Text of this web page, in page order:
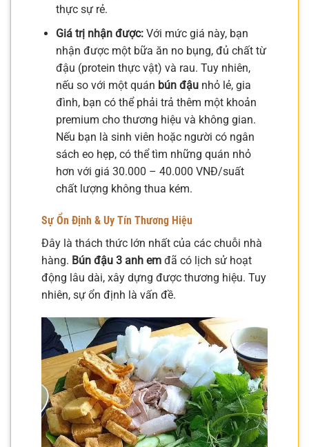
thực sự rẻ.
Giá trị nhận được:Với mức giá này, bạn
nhận được một bữa ăn no bụng, đủ chất từ
đậu (protein thực vật) và rau. Tuy nhiên,
nếu so với một quán bún đậunhỏ lẻ, gia
đình, bạn có thể phải trả thêm một khoản
premium cho thương hiệu và không gian.
Nếu bạn là sinh viên hoặc người có ngân
sách eo hẹp, có thể tìm những quán nhỏ
hơn với giá 30.000 – 40.000 VNĐ/suất
chất lượng không thua kém.
Sự Ổn Định & Uy Tín Thương Hiệu
Đây là thách thức lớn nhất của các chuỗi nhà
hàng. Bún đậu 3 anh em đã có lịch sử hoạt
động lâu dài, xây dựng được thương hiệu. Tuy
nhiên, sự ổn định là vấn đề.